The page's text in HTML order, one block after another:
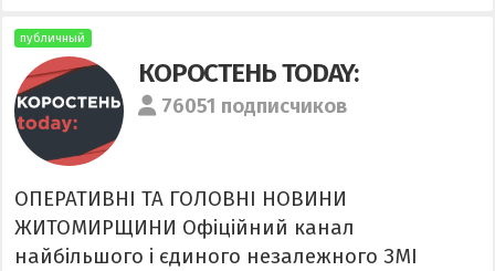
публичный
КОРОСТЕНЬ TODAY:
76051 подписчиков
ОПЕРАТИВНІ ТА ГОЛОВНІ НОВИНИ
ЖИТОМИРЩИНИ Офіційний канал
найбільшого і єдиного незалежного ЗМІ